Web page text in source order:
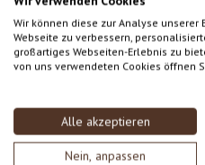
Wir können diese zur Analyse
Webseite zu verbessern,
großartiges Webseiten-Erlebnis zu
von uns verwendeten Cookies öffnen
Alle akzeptieren
Nein, anpassen
Condividi le tue esperienze
SCRIVERE UNA RECENSIONE
Visualizza le valutazioni